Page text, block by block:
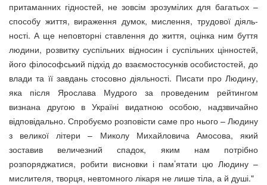
притаманних гідностей, не зовсім зрозумілих для багатьох –
способу життя, вираження думок, мислення, трудової діяль­
ності. А ще неповторні ставлення до життя, оцінка ним буття
людини, розвитку суспільних відносин і суспільних цінностей,
його філософський підхід до взаємостосунків особистостей, до
влади та її завдань стосовно діяльності. Писати про Людину,
яка після Ярослава Мудрого за проведеним рейтингом
визнана другою в Україні видатною особою, надзвичайно
відповідально. Спробуємо розповісти саме про нього – Людину
з великої літери – Миколу Михайловича Амосова, який
зоставив величезний спадок, яким нам потрібно
розпоряджатися, робити висновки і пам’ятати цю Людину –
мислителя, творця, невтомного лікаря не лише тіла, а й душі."